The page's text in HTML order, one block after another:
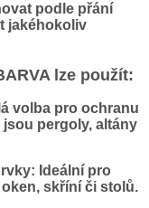
podle přání
jakéhokoliv
lze použít:
volba pro ochranu
pergoly, altány
: Ideální pro
skříní či stolů.